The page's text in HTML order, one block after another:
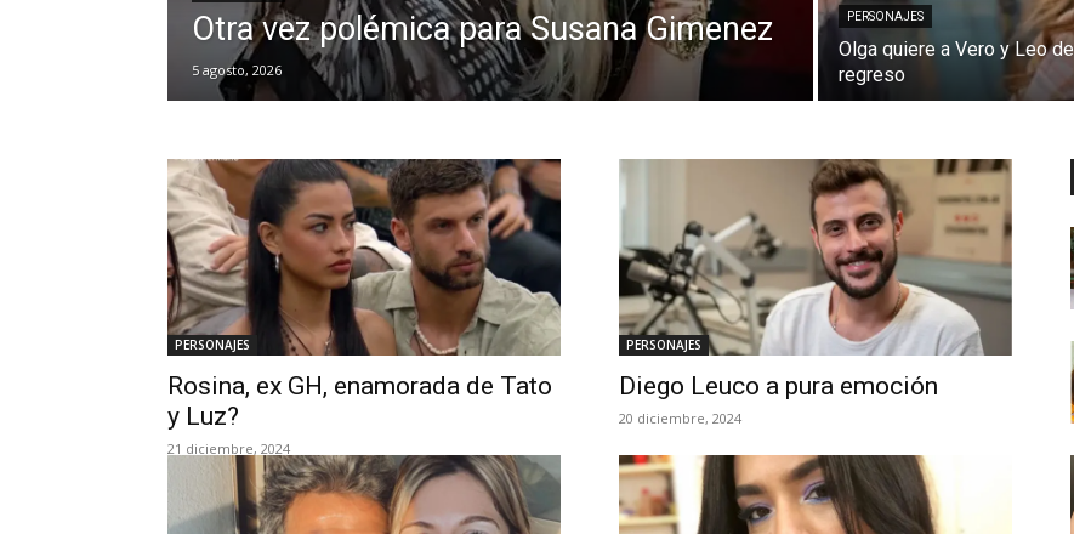
Otra vez polémica para Susana Gimenez
5 agosto, 2026
PERSONAJES
Olga quiere a Vero y Leo de
regreso
PERSONAJES
Rosina, ex GH, enamorada de Tato
y Luz?
21 diciembre, 2024
PERSONAJES
Diego Leuco a pura emoción
20 diciembre, 2024